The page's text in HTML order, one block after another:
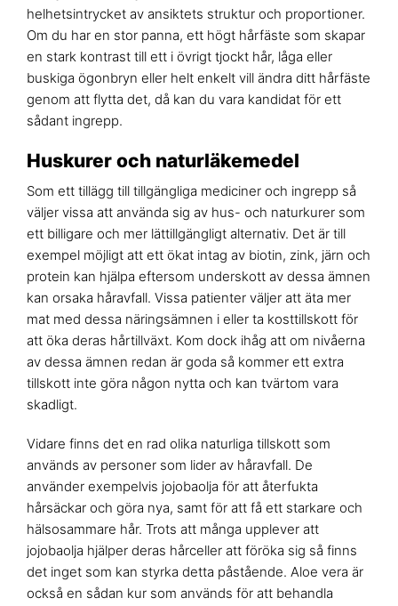
helhetsintrycket av ansiktets struktur och proportioner.
Om du har en stor panna, ett högt hårfäste som skapar
en stark kontrast till ett i övrigt tjockt hår, låga eller
buskiga ögonbryn eller helt enkelt vill ändra ditt hårfäste
genom att flytta det, då kan du vara kandidat för ett
sådant ingrepp.
Huskurer och naturläkemedel
Som ett tillägg till tillgängliga mediciner och ingrepp så
väljer vissa att använda sig av hus- och naturkurer som
ett billigare och mer lättillgängligt alternativ. Det är till
exempel möjligt att ett ökat intag av biotin, zink, järn och
protein kan hjälpa eftersom underskott av dessa ämnen
kan orsaka håravfall. Vissa patienter väljer att äta mer
mat med dessa näringsämnen i eller ta kosttillskott för
att öka deras hårtillväxt. Kom dock ihåg att om nivåerna
av dessa ämnen redan är goda så kommer ett extra
tillskott inte göra någon nytta och kan tvärtom vara
skadligt.
Vidare finns det en rad olika naturliga tillskott som
används av personer som lider av håravfall. De
använder exempelvis jojobaolja för att återfukta
hårsäckar och göra nya, samt för att få ett starkare och
hälsosammare hår. Trots att många upplever att
jojobaolja hjälper deras hårceller att föröka sig så finns
det inget som kan styrka detta påstående. Aloe vera är
också en sådan kur som används för att behandla